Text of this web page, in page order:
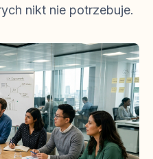
nikt nie potrzebuje.